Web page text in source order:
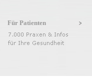
Für Patienten